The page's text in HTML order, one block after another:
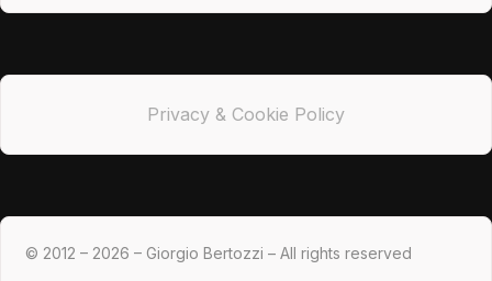
Privacy & Cookie Policy
© 2012 – 2026 – Giorgio Bertozzi – All rights reserved